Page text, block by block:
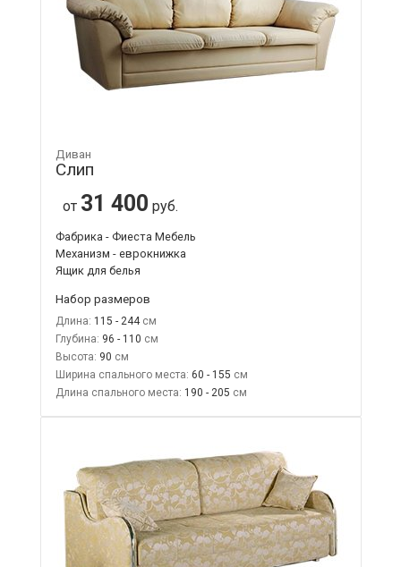
Диван
Слип
от 31 400 руб.
Фабрика - Фиеста Мебель
Механизм - еврокнижка
Ящик для белья
Набор размеров
Длина: 115 - 244
Глубина: 96 - 110
Высота: 90
Ширина спального места: 60 - 155
Длина спального места: 190 - 205